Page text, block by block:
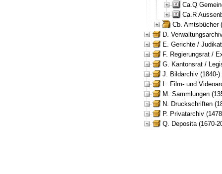
Ca.Q
Ca.R
Cb. Amtsbücher
D.
E. Gerichte /
F. Regierungsrat /
G. Kantonsrat /
J. Bildarchiv (1840-)
L. Film- und
M. Sammlungen
N. Druckschriften
P. Privatarchiv
Q. Deposita (1670-